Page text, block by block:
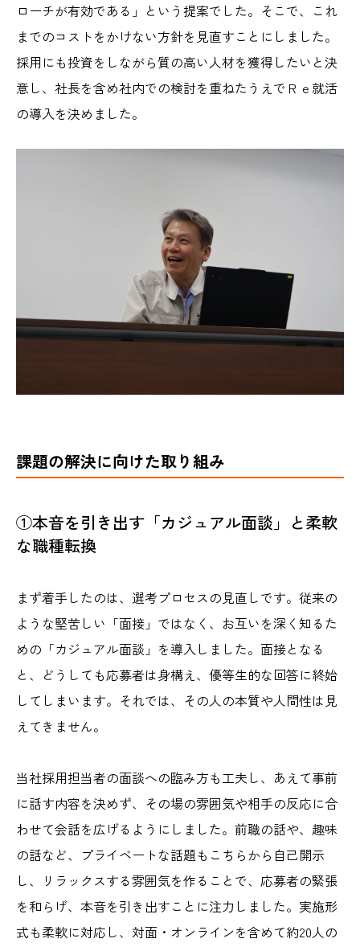
ローチが有効である」という提案でした。そこで、これ
までのコストをかけない方針を見直すことにしました。
採用にも投資をしながら質の高い人材を獲得したいと決
意し、社長を含め社内での検討を重ねたうえでＲｅ就活
の導入を決めました。
課題の解決に向けた取り組み
①本音を引き出す「カジュアル面談」と柔軟
な職種転換
まず着手したのは、選考プロセスの見直しです。従来の
ような堅苦しい「面接」ではなく、お互いを深く知るた
めの「カジュアル面談」を導入しました。面接となる
と、どうしても応募者は身構え、優等生的な回答に終始
してしまいます。それでは、その人の本質や人間性は見
えてきません。
当社採用担当者の面談への臨み方も工夫し、あえて事前
に話す内容を決めず、その場の雰囲気や相手の反応に合
わせて会話を広げるようにしました。前職の話や、趣味
の話など、プライベートな話題もこちらから自己開示
し、リラックスする雰囲気を作ることで、応募者の緊張
を和らげ、本音を引き出すことに注力しました。実施形
式も柔軟に対応し、対面・オンラインを含めて約20人の